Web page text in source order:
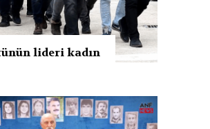
lideri kadın